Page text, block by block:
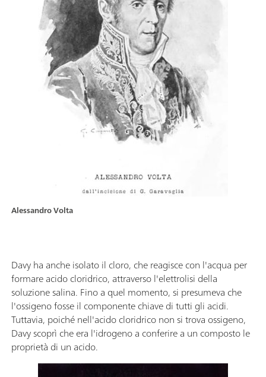
Alessandro Volta
Davy ha anche isolato il cloro, che reagisce con l'acqua per
formare acido cloridrico, attraverso l'elettrolisi della
soluzione salina. Fino a quel momento, si presumeva che
l'ossigeno fosse il componente chiave di tutti gli acidi.
Tuttavia, poiché nell'acido cloridrico non si trova ossigeno,
Davy scoprì che era l'idrogeno a conferire a un composto le
proprietà di un acido.